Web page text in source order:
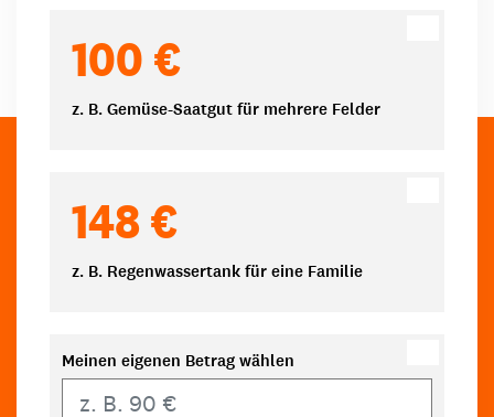
100 €
z. B. Gemüse-Saatgut für mehrere Felder
148 €
z. B. Regenwassertank für eine Familie
Meinen eigenen Betrag wählen